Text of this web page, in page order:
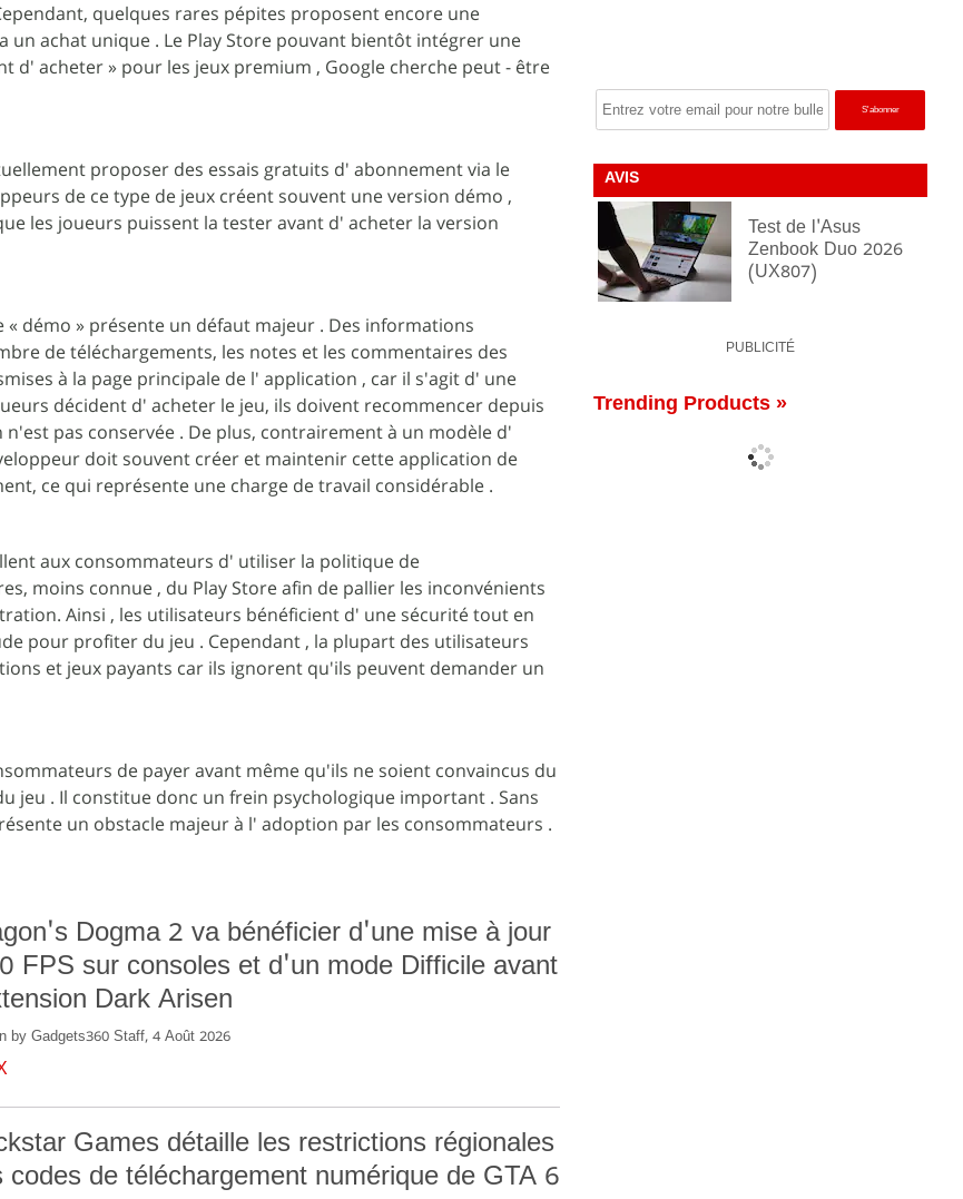
quelques rares pépites proposent encore une
un achat unique . Le Play Store pouvant bientôt intégrer une
d' acheter » pour les jeux premium , Google cherche peut - être
proposer des essais gratuits d' abonnement via le
de ce type de jeux créent souvent une version démo ,
les joueurs puissent la tester avant d' acheter la version
« démo » présente un défaut majeur . Des informations
de téléchargements, les notes et les commentaires des
à la page principale de l' application , car il s'agit d' une
décident d' acheter le jeu, ils doivent recommencer depuis
pas conservée . De plus, contrairement à un modèle d'
doit souvent créer et maintenir cette application de
ce qui représente une charge de travail considérable .
aux consommateurs d' utiliser la politique de
moins connue , du Play Store afin de pallier les inconvénients
Ainsi , les utilisateurs bénéficient d' une sécurité tout en
pour profiter du jeu . Cependant , la plupart des utilisateurs
et jeux payants car ils ignorent qu'ils peuvent demander un
de payer avant même qu'ils ne soient convaincus du
jeu . Il constitue donc un frein psychologique important . Sans
un obstacle majeur à l' adoption par les consommateurs .
Dogma 2 va bénéficier d'une mise à jour
FPS sur consoles et d'un mode Difficile avant
Dark Arisen
by Gadgets360 Staff, 4 Août 2026
Games détaille les restrictions régionales
codes de téléchargement numérique de GTA 6
AVIS
Test de l'Asus
Zenbook Duo 2026
(UX807)
PUBLICITÉ
Trending Products »